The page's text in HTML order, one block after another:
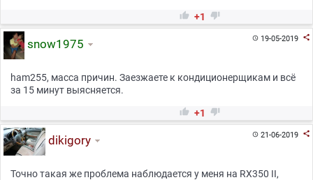
 +1 
19-05-2019 
snow1975
ham255, масса причин. Заезжаете к кондиционерщикам и всё
за 15 минут выясняется.
 +1 
21-06-2019 
dikigory
Точно такая же проблема наблюдается у меня на RX350 II,